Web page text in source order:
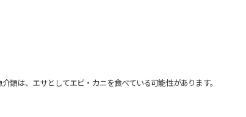
は、エサとしてエビ・カニを食べている可能性があります。